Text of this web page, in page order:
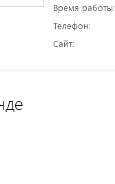
Время работы:
Телефон:
Сайт: